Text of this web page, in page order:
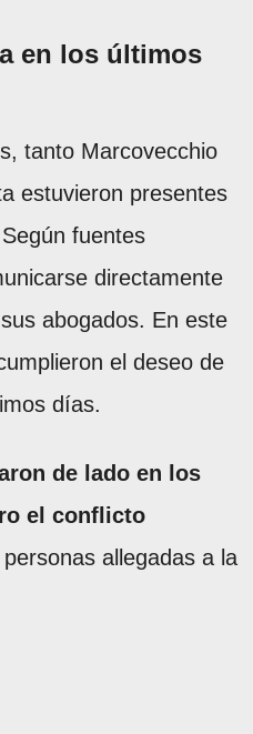
en los últimos
tanto Marcovecchio
estuvieron presentes
fuentes
directamente
abogados. En este
el deseo de
días.
de lado en los
el conflicto
allegadas a la